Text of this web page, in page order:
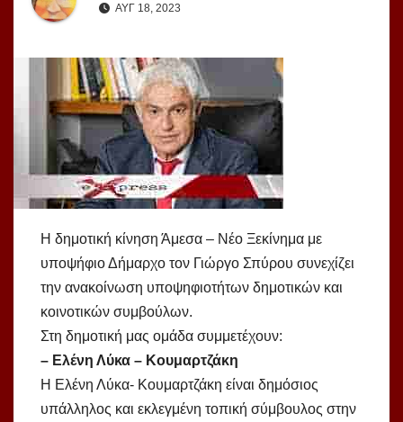
ΑΥΓ 18, 2023
Η δημοτική κίνηση Άμεσα – Νέο Ξεκίνημα με
υποψήφιο Δήμαρχο τον Γιώργο Σπύρου συνεχίζει
την ανακοίνωση υποψηφιοτήτων δημοτικών και
κοινοτικών συμβούλων.
Στη δημοτική μας ομάδα συμμετέχουν:
– Ελένη Λύκα – Κουμαρτζάκη
Η Ελένη Λύκα- Κουμαρτζάκη είναι δημόσιος
υπάλληλος και εκλεγμένη τοπική σύμβουλος στην